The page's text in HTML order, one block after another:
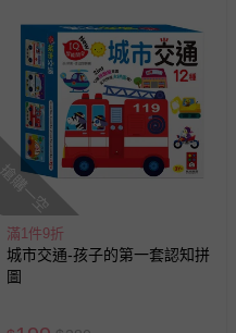
搶購一空
滿1件9折
城市交通-孩子的第一套認知拼
圖